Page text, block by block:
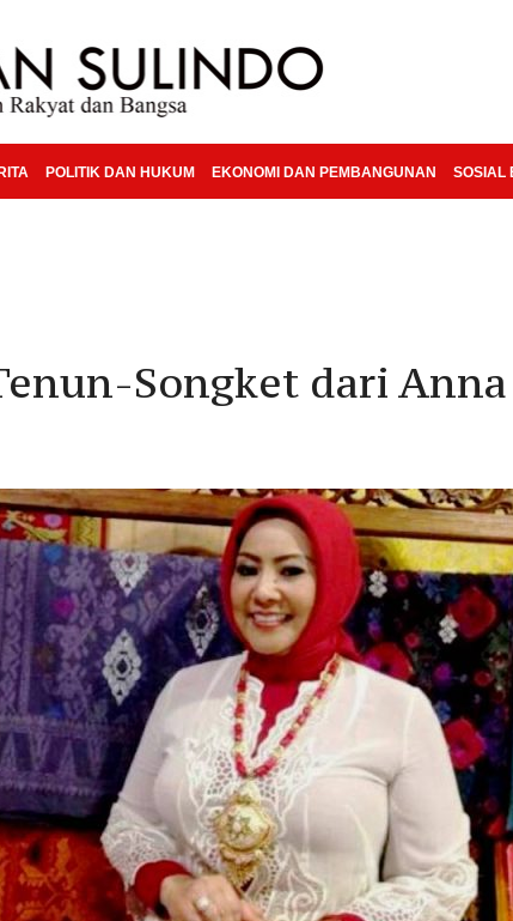
POLITIK DAN HUKUM EKONOMI DAN PEMBANGUNAN SOSIAL
Songket dari